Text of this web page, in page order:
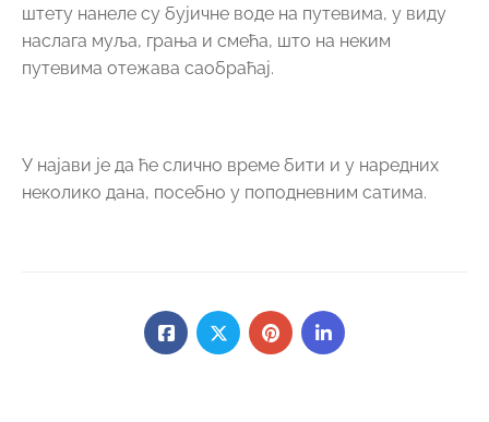
штету нанеле су бујичне воде на путевима, у виду
наслага муља, грања и смећа, што на неким
путевима отежава саобраћај.
У најави је да ће слично време бити и у наредних
неколико дана, посебно у поподневним сатима.